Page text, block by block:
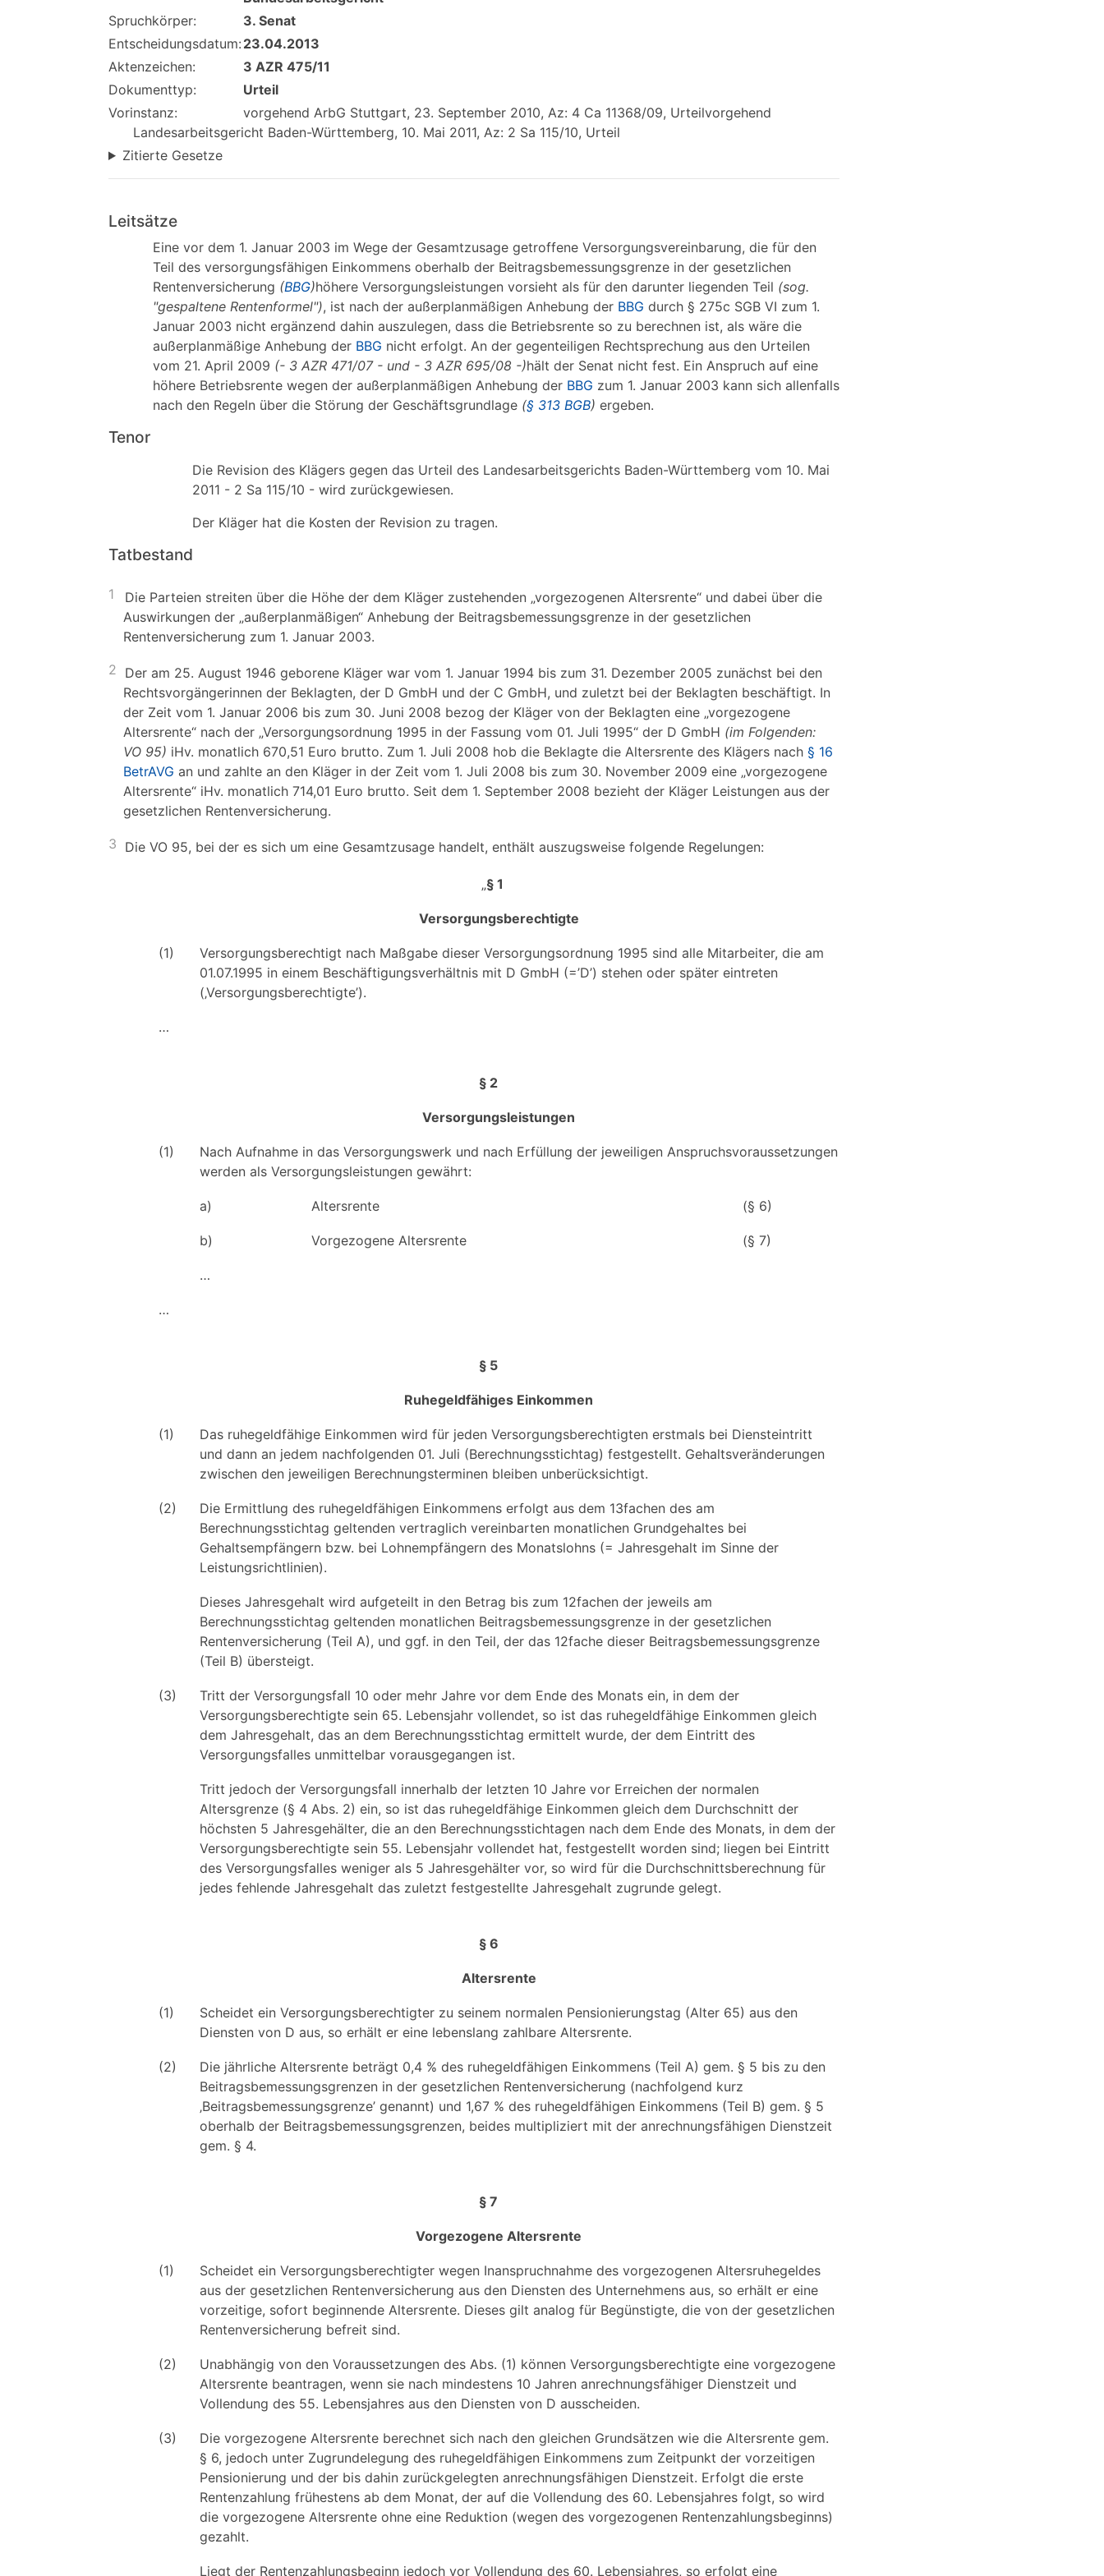
Spruchkörper:
3. Senat
Entscheidungsdatum: 23.04.2013
Aktenzeichen:
3 AZR 475/11
Dokumenttyp:
Urteil
Vorinstanz:
vorgehend ArbG Stuttgart, 23. September 2010, Az: 4 Ca 11368/09, Urteilvorgehend
Landesarbeitsgericht Baden-Württemberg, 10. Mai 2011, Az: 2 Sa 115/10, Urteil
Zitierte Gesetze
Leitsätze
Eine vor dem 1. Januar 2003 im Wege der Gesamtzusage getroffene Versorgungsvereinbarung, die für den
Teil des versorgungsfähigen Einkommens oberhalb der Beitragsbemessungsgrenze in der gesetzlichen
Rentenversicherung (BBG)höhere Versorgungsleistungen vorsieht als für den darunter liegenden Teil (sog.
"gespaltene Rentenformel"), ist nach der außerplanmäßigen Anhebung der BBG durch § 275c SGB VI zum 1.
Januar 2003 nicht ergänzend dahin auszulegen, dass die Betriebsrente so zu berechnen ist, als wäre die
außerplanmäßige Anhebung der BBG nicht erfolgt. An der gegenteiligen Rechtsprechung aus den Urteilen
vom 21. April 2009 (- 3 AZR 471/07 - und - 3 AZR 695/08 -)hält der Senat nicht fest. Ein Anspruch auf eine
höhere Betriebsrente wegen der außerplanmäßigen Anhebung der BBG zum 1. Januar 2003 kann sich allenfalls
nach den Regeln über die Störung der Geschäftsgrundlage (§ 313 BGB) ergeben.
Tenor
Die Revision des Klägers gegen das Urteil des Landesarbeitsgerichts Baden-Württemberg vom 10. Mai
2011 - 2 Sa 115/10 - wird zurückgewiesen.
Der Kläger hat die Kosten der Revision zu tragen.
Tatbestand
1
Die Parteien streiten über die Höhe der dem Kläger zustehenden „vorgezogenen Altersrente“ und dabei über die
Auswirkungen der „außerplanmäßigen“ Anhebung der Beitragsbemessungsgrenze in der gesetzlichen
Rentenversicherung zum 1. Januar 2003.
2 Der am 25. August 1946 geborene Kläger war vom 1. Januar 1994 bis zum 31. Dezember 2005 zunächst bei den
Rechtsvorgängerinnen der Beklagten, der D GmbH und der C GmbH, und zuletzt bei der Beklagten beschäftigt. In
der Zeit vom 1. Januar 2006 bis zum 30. Juni 2008 bezog der Kläger von der Beklagten eine „vorgezogene
Altersrente“ nach der „Versorgungsordnung 1995 in der Fassung vom 01. Juli 1995“ der D GmbH (im Folgenden:
VO 95) iHv. monatlich 670,51 Euro brutto. Zum 1. Juli 2008 hob die Beklagte die Altersrente des Klägers nach § 16
BetrAVG an und zahlte an den Kläger in der Zeit vom 1. Juli 2008 bis zum 30. November 2009 eine „vorgezogene
Altersrente“ iHv. monatlich 714,01 Euro brutto. Seit dem 1. September 2008 bezieht der Kläger Leistungen aus der
gesetzlichen Rentenversicherung.
3 Die VO 95, bei der es sich um eine Gesamtzusage handelt, enthält auszugsweise folgende Regelungen:
„§ 1
Versorgungsberechtigte
(1)
Versorgungsberechtigt nach Maßgabe dieser Versorgungsordnung 1995 sind alle Mitarbeiter, die am
01.07.1995 in einem Beschäftigungsverhältnis mit D GmbH (=’D’) stehen oder später eintreten
(‚Versorgungsberechtigte’).
…
§ 2
Versorgungsleistungen
(1)
Nach Aufnahme in das Versorgungswerk und nach Erfüllung der jeweiligen Anspruchsvoraussetzungen
werden als Versorgungsleistungen gewährt:
a) Altersrente (§ 6)
b) Vorgezogene Altersrente (§ 7)
…
…
§ 5
Ruhegeldfähiges Einkommen
(1)
Das ruhegeldfähige Einkommen wird für jeden Versorgungsberechtigten erstmals bei Diensteintritt
und dann an jedem nachfolgenden 01. Juli (Berechnungsstichtag) festgestellt. Gehaltsveränderungen
zwischen den jeweiligen Berechnungsterminen bleiben unberücksichtigt.
(2)
Die Ermittlung des ruhegeldfähigen Einkommens erfolgt aus dem 13fachen des am
Berechnungsstichtag geltenden vertraglich vereinbarten monatlichen Grundgehaltes bei
Gehaltsempfängern bzw. bei Lohnempfängern des Monatslohns (= Jahresgehalt im Sinne der
Leistungsrichtlinien).
Dieses Jahresgehalt wird aufgeteilt in den Betrag bis zum 12fachen der jeweils am
Berechnungsstichtag geltenden monatlichen Beitragsbemessungsgrenze in der gesetzlichen
Rentenversicherung (Teil A), und ggf. in den Teil, der das 12fache dieser Beitragsbemessungsgrenze
(Teil B) übersteigt.
(3)
Tritt der Versorgungsfall 10 oder mehr Jahre vor dem Ende des Monats ein, in dem der
Versorgungsberechtigte sein 65. Lebensjahr vollendet, so ist das ruhegeldfähige Einkommen gleich
dem Jahresgehalt, das an dem Berechnungsstichtag ermittelt wurde, der dem Eintritt des
Versorgungsfalles unmittelbar vorausgegangen ist.
Tritt jedoch der Versorgungsfall innerhalb der letzten 10 Jahre vor Erreichen der normalen
Altersgrenze (§ 4 Abs. 2) ein, so ist das ruhegeldfähige Einkommen gleich dem Durchschnitt der
höchsten 5 Jahresgehälter, die an den Berechnungsstichtagen nach dem Ende des Monats, in dem der
Versorgungsberechtigte sein 55. Lebensjahr vollendet hat, festgestellt worden sind; liegen bei Eintritt
des Versorgungsfalles weniger als 5 Jahresgehälter vor, so wird für die Durchschnittsberechnung für
jedes fehlende Jahresgehalt das zuletzt festgestellte Jahresgehalt zugrunde gelegt.
§ 6
Altersrente
(1)
Scheidet ein Versorgungsberechtigter zu seinem normalen Pensionierungstag (Alter 65) aus den
Diensten von D aus, so erhält er eine lebenslang zahlbare Altersrente.
(2)
Die jährliche Altersrente beträgt 0,4 % des ruhegeldfähigen Einkommens (Teil A) gem. § 5 bis zu den
Beitragsbemessungsgrenzen in der gesetzlichen Rentenversicherung (nachfolgend kurz
‚Beitragsbemessungsgrenze’ genannt) und 1,67 % des ruhegeldfähigen Einkommens (Teil B) gem. § 5
oberhalb der Beitragsbemessungsgrenzen, beides multipliziert mit der anrechnungsfähigen Dienstzeit
gem. § 4.
§ 7
Vorgezogene Altersrente
(1)
Scheidet ein Versorgungsberechtigter wegen Inanspruchnahme des vorgezogenen Altersruhegeldes
aus der gesetzlichen Rentenversicherung aus den Diensten des Unternehmens aus, so erhält er eine
vorzeitige, sofort beginnende Altersrente. Dieses gilt analog für Begünstigte, die von der gesetzlichen
Rentenversicherung befreit sind.
(2)
Unabhängig von den Voraussetzungen des Abs. (1) können Versorgungsberechtigte eine vorgezogene
Altersrente beantragen, wenn sie nach mindestens 10 Jahren anrechnungsfähiger Dienstzeit und
Vollendung des 55. Lebensjahres aus den Diensten von D ausscheiden.
(3)
Die vorgezogene Altersrente berechnet sich nach den gleichen Grundsätzen wie die Altersrente gem.
§ 6, jedoch unter Zugrundelegung des ruhegeldfähigen Einkommens zum Zeitpunkt der vorzeitigen
Pensionierung und der bis dahin zurückgelegten anrechnungsfähigen Dienstzeit. Erfolgt die erste
Rentenzahlung frühestens ab dem Monat, der auf die Vollendung des 60. Lebensjahres folgt, so wird
die vorgezogene Altersrente ohne eine Reduktion (wegen des vorgezogenen Rentenzahlungsbeginns)
gezahlt.
Liegt der Rentenzahlungsbeginn jedoch vor Vollendung des 60. Lebensjahres, so erfolgt eine